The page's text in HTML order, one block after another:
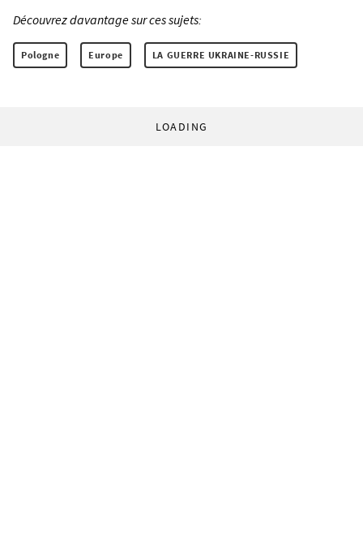
Découvrez davantage sur ces sujets:
Pologne Europe LA GUERRE UKRAINE-RUSSIE
LOADING